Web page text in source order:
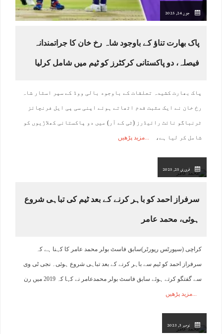
جون 24, 2025
پاک بھارت تناؤ کے باوجود شاہ رخ خان کا جراتمندانہ
فیصلہ، دو پاکستانی کرکٹرز کو ٹیم میں شامل کرلیا
پاک بھارت کشیدہ تعلقات کے باوجود بالی ووڈ کے سپر اسٹار شاہ
رخ خان نے ایک مثبت قدم اٹھاتے ہوئے اپنی سی پی ایل فرنچائز
ٹرنباگو نائٹ رائیڈرز (ٹی کے آر) میں دو پاکستانی کھلاڑیوں کو
شامل کر لیا ہے، مزید پڑھیں
فروری 25, 2025
سرفراز احمد کو باہر کرنے کے بعد ٹیم کی تباہی شروع
ہوئی، محمد عامر
کراچی (سپورٹس رپورٹر)سابق فاسٹ بولر محمد عامر کا کہنا ہے کہ
سرفراز احمد کو ٹیم سے باہر کرنے کے بعد تباہی شروع ہوئی۔ نجی ٹی وی
سے گفتگو کرتے ہوئے سابق فاسٹ بولر محمدعامر نے کہا کہ 2019 میں رن
مزید پڑھیں
نومبر 3, 2023